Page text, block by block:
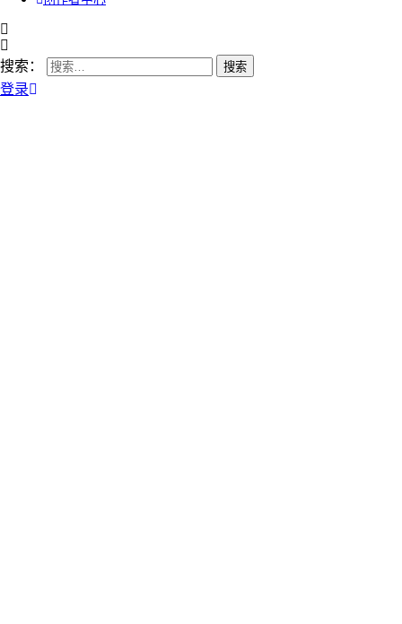
搜索：
登录